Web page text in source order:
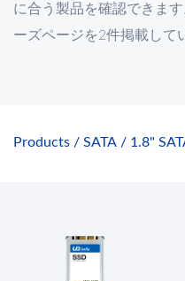
に合う製品を確認できま
ーズページを2件掲載して
Products SATA 1.8"